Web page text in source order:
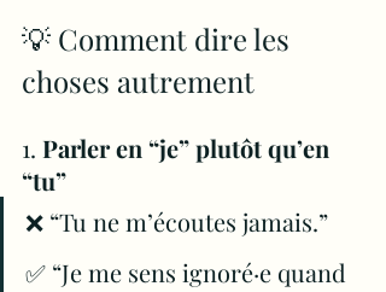
💡 Comment dire les
choses autrement
1. Parler en “je” plutôt qu’en
“tu”
❌ “Tu ne m’écoutes jamais.”
✅ “Je me sens ignoré·e quand